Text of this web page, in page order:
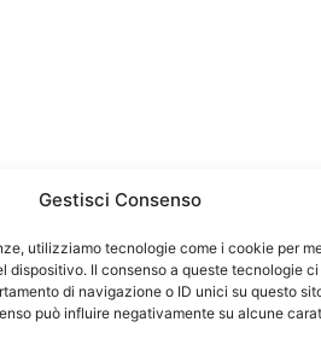
Gestisci Consenso
utilizziamo tecnologie come i cookie per
dispositivo. Il consenso a queste tecnologie
di navigazione o ID unici su questo
può influire negativamente su alcune